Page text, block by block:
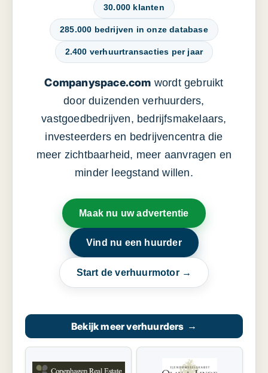
30.000 klanten
285.000 bedrijven in onze database
2.400 verhuurtransacties per jaar
Companyspace.com wordt gebruikt
door duizenden verhuurders,
vastgoedbedrijven, bedrijfsmakelaars,
investeerders en bedrijvencentra die
meer zichtbaarheid, meer aanvragen en
minder leegstand willen.
Maak nu uw advertentie
Vind nu een huurder
Start de verhuurmotor →
Bekijk meer verhuurders →